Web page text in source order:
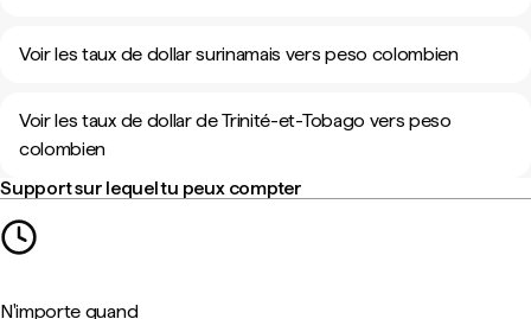
Voir les taux de dollar surinamais vers peso colombien
Voir les taux de dollar de Trinité-et-Tobago vers peso
colombien
Support sur lequel tu peux compter
N'importe quand